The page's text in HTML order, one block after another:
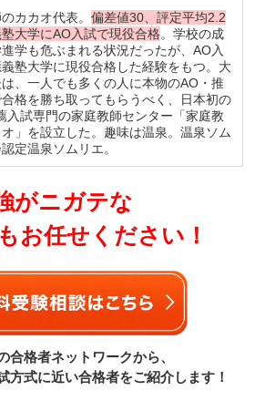
カカオ代表。偏差値30、評定平均2.2
大学にAO入試で現役合格。学校の成
学も危ぶまれる状況だったが、AO入
塾大学に現役合格した経験をもつ。大
、一人でも多くの人に本物のAO・推
格を勝ち取ってもらうべく、日本初の
入試専門の家庭教師センター「家庭教
」を設立した。趣味は温泉。温泉ソム
定温泉ソムリエ。
がニガテな
お任せください！
合格者ネットワークから、
方式に近い合格者をご紹介します！